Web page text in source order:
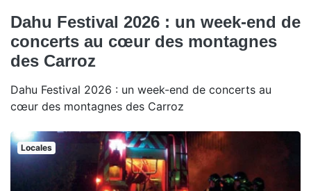
Dahu Festival 2026 : un week-end de
concerts au cœur des montagnes
des Carroz
Dahu Festival 2026 : un week-end de concerts au
cœur des montagnes des Carroz
Locales